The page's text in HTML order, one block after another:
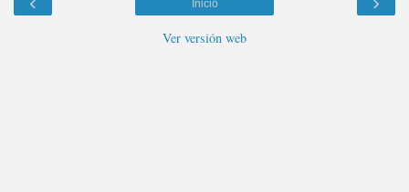
Inicio
Ver versión web